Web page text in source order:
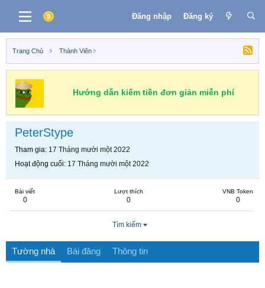
Đăng nhập Đăng ký
Trang Chủ Thành Viên
Hướng dẫn kiếm tiền đơn giản miễn phí
PeterStype
Tham gia 17 Tháng mười một 2022
Hoạt động cuối 17 Tháng mười một 2022
Bài viết
0
Lượt thích
0
VNB Token
0
Tìm kiếm
Tường nhà Bài đăng Thông tin